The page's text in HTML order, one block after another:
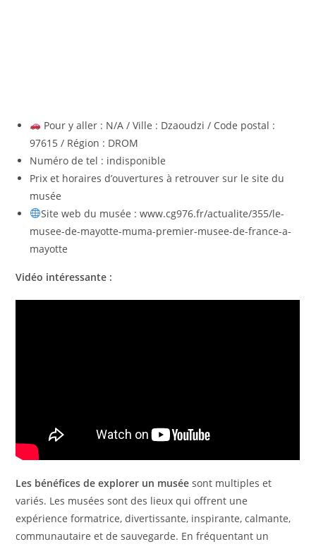
Pour y aller : N/A / Ville : Dzaoudzi / Code postal :
97615 / Région : DROM
Numéro de tel : indisponible
Prix et horaires d’ouvertures à retrouver sur le site du
musée
Site web du musée : www.cg976.fr/actualite/355/le-
musee-de-mayotte-muma-premier-musee-de-france-a-
mayotte
Vidéo intéressante :
Les bénéfices de explorer un musée sont multiples et
variés. Les musées sont des lieux qui offrent une
expérience formatrice, divertissante, inspirante, calmante,
communautaire et de sauvegarde. En fréquentant un